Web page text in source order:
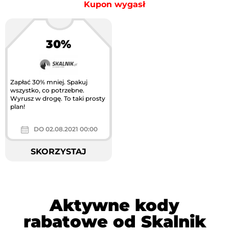
Kupon wygasł
30%
Zapłać 30% mniej. Spakuj
wszystko, co potrzebne.
Wyrusz w drogę. To taki prosty
plan!
DO 02.08.2021 00:00
SKORZYSTAJ
Aktywne kody
rabatowe od Skalnik